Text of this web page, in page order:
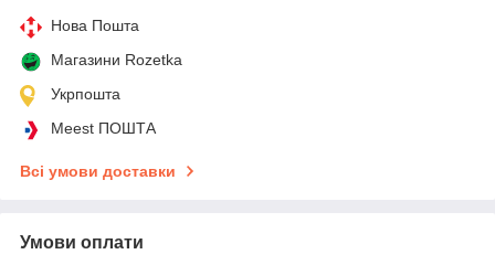
Нова Пошта
Магазини Rozetka
Укрпошта
Meest ПОШТА
Всі умови доставки
Умови оплати